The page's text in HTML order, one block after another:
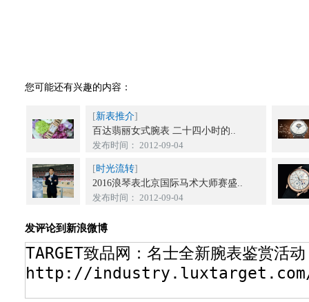
您可能还有兴趣的内容：
[新表推介]
百达翡丽女式腕表 二十四小时的..
发布时间： 2012-09-04
[时光流转]
2016浪琴表北京国际马术大师赛盛..
发布时间： 2012-09-04
发评论到新浪微博